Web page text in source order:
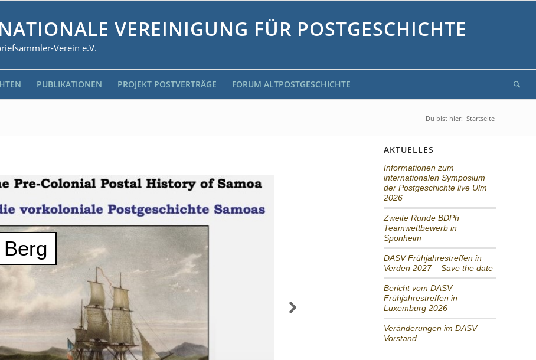
VEREINIGUNG FÜR POSTGESCHICHTE
Verein e.V.
PUBLIKATIONEN PROJEKT POSTVERTRÄGE FORUM ALTPOSTGESCHICHTE
Du bist hier: Startseite
AKTUELLES
Informationen zum
internationalen Symposium
der Postgeschichte live Ulm
2026
Zweite Runde BDPh
Teamwettbewerb in
Sponheim
DASV Frühjahrestreffen in
Verden 2027 – Save the date
Bericht vom DASV
Frühjahrestreffen in
Luxemburg 2026
Veränderungen im DASV
Vorstand